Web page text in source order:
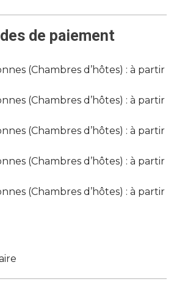
de paiement
(Chambres d’hôtes) : à partir
(Chambres d’hôtes) : à partir
(Chambres d’hôtes) : à partir
(Chambres d’hôtes) : à partir
(Chambres d’hôtes) : à partir